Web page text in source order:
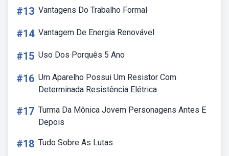
#13 Vantagens Do Trabalho Formal
#14 Vantagem De Energia Renovável
#15 Uso Dos Porquês 5 Ano
#16 Um Aparelho Possui Um Resistor Com
Determinada Resistência Elétrica
#17 Turma Da Mônica Jovem Personagens Antes E
Depois
#18 Tudo Sobre As Lutas